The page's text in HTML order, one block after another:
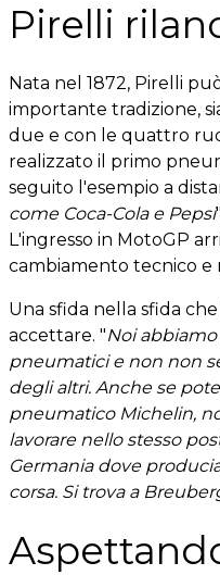
Pirelli
Nata nel 1872, Pirelli
importante tradizione,
due e con le quattro
realizzato il primo
seguito l'esempio a
come Coca-Cola e Pepsi
L'ingresso in MotoGP
cambiamento tecnico e
Una sfida nella sfida
accettare. "Noi
pneumatici e non non
degli altri. Anche se
pneumatico Michelin,
lavorare nello stesso
Germania dove
corsa. Si trova a